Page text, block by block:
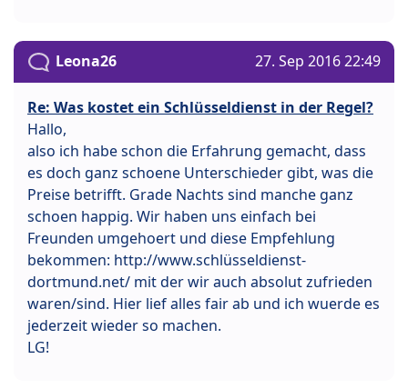
Leona26 27. Sep 2016 22:49
Re: Was kostet ein Schlüsseldienst in der Regel?
Hallo,
also ich habe schon die Erfahrung gemacht, dass
es doch ganz schoene Unterschieder gibt, was die
Preise betrifft. Grade Nachts sind manche ganz
schoen happig. Wir haben uns einfach bei
Freunden umgehoert und diese Empfehlung
bekommen: http://www.schlüsseldienst-
dortmund.net/ mit der wir auch absolut zufrieden
waren/sind. Hier lief alles fair ab und ich wuerde es
jederzeit wieder so machen.
LG!